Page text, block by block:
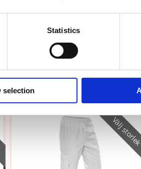
Statistics
selection
produkter
Välj